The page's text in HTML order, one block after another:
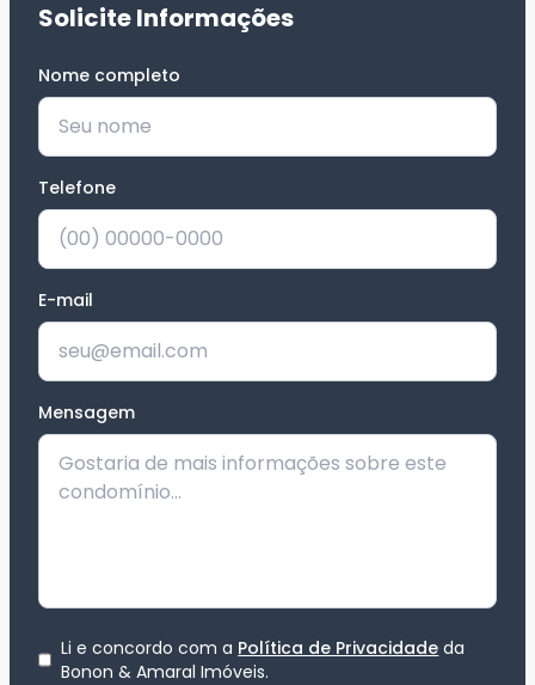
Solicite Informações
Nome completo
Telefone
E-mail
Mensagem
Li e concordo com a Política de Privacidade da
Bonon & Amaral Imóveis.